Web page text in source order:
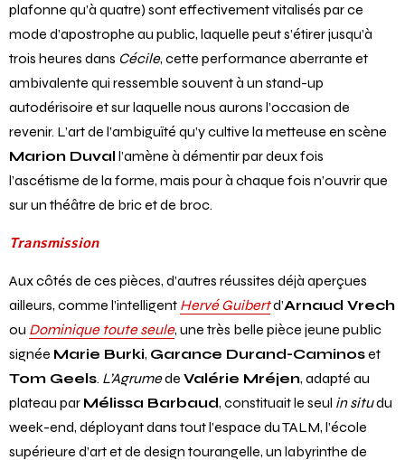
plafonne qu’à quatre) sont effectivement vitalisés par ce
mode d’apostrophe au public, laquelle peut s’étirer jusqu’à
trois heures dans Cécile, cette performance aberrante et
ambivalente qui ressemble souvent à un stand-up
autodérisoire et sur laquelle nous aurons l’occasion de
revenir. L’art de l’ambiguïté qu’y cultive la metteuse en scène
Marion Duvall’amène à démentir par deux fois
l’ascétisme de la forme, mais pour à chaque fois n’ouvrir que
sur un théâtre de bric et de broc.
Transmission
Aux côtés de ces pièces, d’autres réussites déjà aperçues
ailleurs, comme l’intelligent Hervé Guibertd’Arnaud Vrech
ou Dominique toute seule, une très belle pièce jeune public
signée Marie Burki, Garance Durand-Caminoset
Tom Geels. L’Agrumede Valérie Mréjen, adapté au
plateau par Mélissa Barbaud, constituait le seul in situdu
week-end, déployant dans tout l’espace du TALM, l’école
supérieure d’art et de design tourangelle, un labyrinthe de